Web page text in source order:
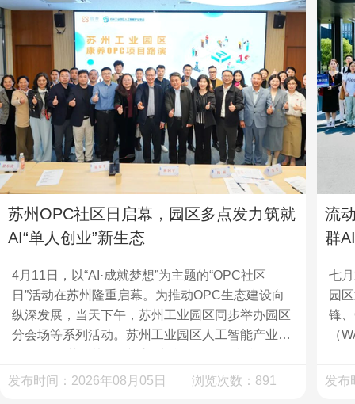
苏州OPC社区日启幕，园区多点发力筑就
AI“单人创业”新生态
4月11日，以“AI·成就梦想”为主题的“OPC社区
日”活动在苏州隆重启幕。为推动OPC生态建设向
纵深发展，当天下午，苏州工业园区同步举办园区
分会场等系列活动。苏州工业园区人工智能产业协
精心打造了多场深度赋能活动。
发布时间：2026年08月05日 浏览次数：891
流
群
七
园
锋
（
州
发